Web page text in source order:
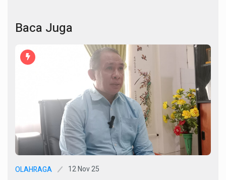
Baca Juga
OLAHRAGA 12 Nov 25